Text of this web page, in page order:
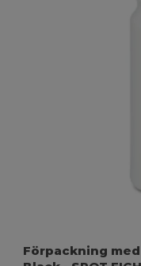
Förpackning med